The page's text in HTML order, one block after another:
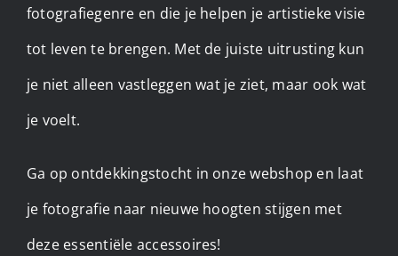
fotografiegenre en die je helpen je artistieke visie
tot leven te brengen. Met de juiste uitrusting kun
je niet alleen vastleggen wat je ziet, maar ook wat
je voelt.
Ga op ontdekkingstocht in onze webshop en laat
je fotografie naar nieuwe hoogten stijgen met
deze essentiële accessoires!